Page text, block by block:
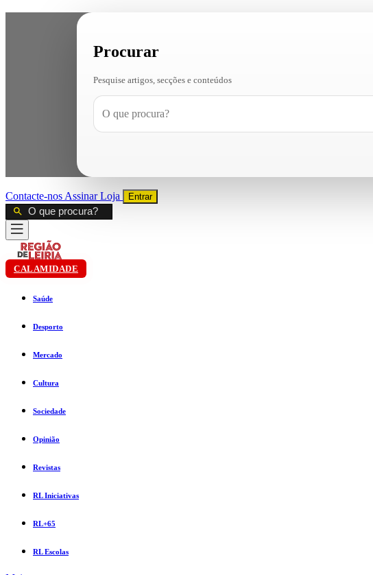
Procurar
Pesquise artigos, secções e conteúdos
Contacte-nos AssinarLoja Entrar
CALAMIDADE
Saúde
Desporto
Mercado
Cultura
Sociedade
Opinião
Revistas
RL Iniciativas
RL+65
RL Escolas